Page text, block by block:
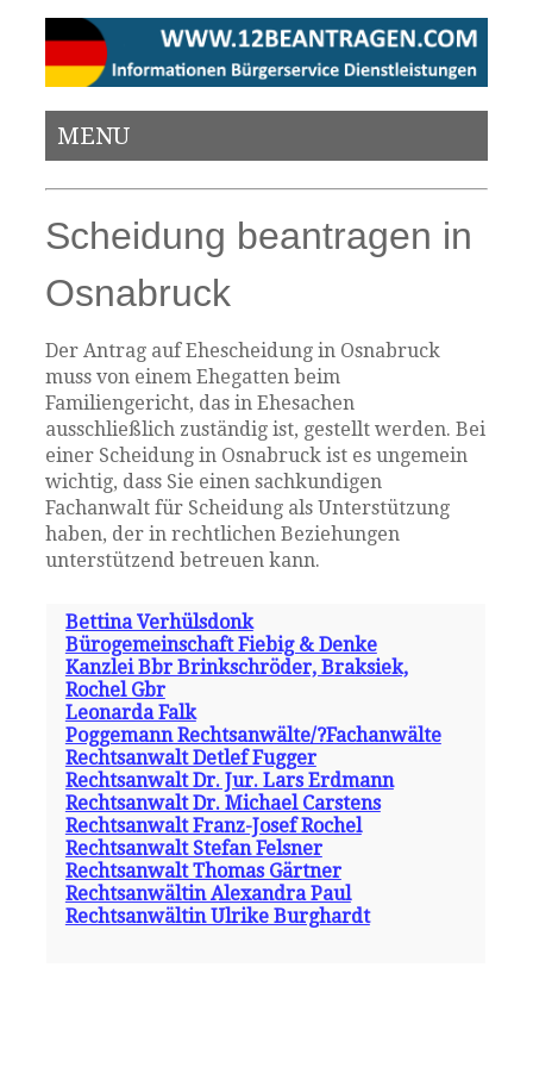
MENU
Scheidung beantragen in
Osnabruck
Der Antrag auf Ehescheidung in Osnabruck
muss von einem Ehegatten beim
Familiengericht, das in Ehesachen
ausschließlich zuständig ist, gestellt werden. Bei
einer Scheidung in Osnabruck ist es ungemein
wichtig, dass Sie einen sachkundigen
Fachanwalt für Scheidung als Unterstützung
haben, der in rechtlichen Beziehungen
unterstützend betreuen kann.
Bettina Verhülsdonk
Bürogemeinschaft Fiebig & Denke
Kanzlei Bbr Brinkschröder, Braksiek,
Rochel Gbr
Leonarda Falk
Poggemann Rechtsanwälte/?Fachanwälte
Rechtsanwalt Detlef Fugger
Rechtsanwalt Dr. Jur. Lars Erdmann
Rechtsanwalt Dr. Michael Carstens
Rechtsanwalt Franz-Josef Rochel
Rechtsanwalt Stefan Felsner
Rechtsanwalt Thomas Gärtner
Rechtsanwältin Alexandra Paul
Rechtsanwältin Ulrike Burghardt